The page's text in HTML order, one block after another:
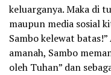
keluarganya. Maka di
maupun media sosial
Sambo kelewat
amanah, Sambo
oleh Tuhan” dan